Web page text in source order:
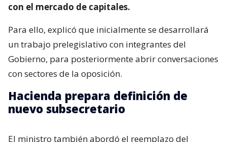
con el mercado de capitales.
Para ello, explicó que inicialmente se desarrollará
un trabajo prelegislativo con integrantes del
Gobierno, para posteriormente abrir conversaciones
con sectores de la oposición.
Hacienda prepara definición de
nuevo subsecretario
El ministro también abordó el reemplazo del